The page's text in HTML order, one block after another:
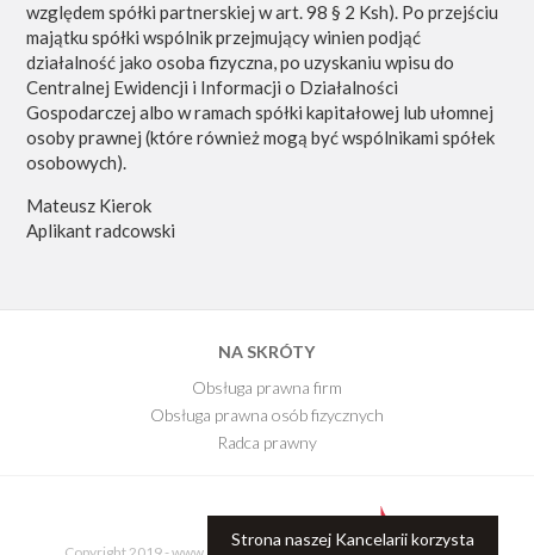
względem spółki partnerskiej w art. 98 § 2 Ksh). Po przejściu
majątku spółki wspólnik przejmujący winien podjąć
działalność jako osoba fizyczna, po uzyskaniu wpisu do
Centralnej Ewidencji i Informacji o Działalności
Gospodarczej albo w ramach spółki kapitałowej lub ułomnej
osoby prawnej (które również mogą być wspólnikami spółek
osobowych).
Mateusz Kierok
Aplikant radcowski
NA SKRÓTY
Obsługa prawna firm
Obsługa prawna osób fizycznych
Radca prawny
Strona naszej Kancelarii korzysta